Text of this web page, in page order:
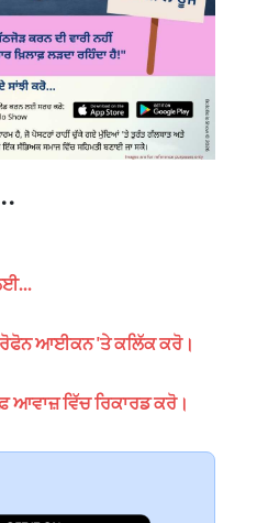
ਆਈਕਨ 'ਤੇ ਕਲਿੱਕ ਕਰੋ।
ਆਵਾਜ਼ ਵਿੱਚ ਰਿਕਾਰਡ ਕਰੋ।